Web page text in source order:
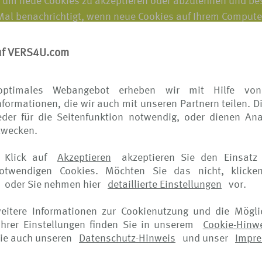
VERS4U.com
Webangebot erheben wir mit Hilfe von
die wir auch mit unseren Partnern teilen.
für die Seitenfunktion notwendig, oder dienen
Klick auf Akzeptieren
akzeptieren Sie den
Cookies. Möchten Sie das nicht,
oder Sie nehmen hier detaillierte Einstellungen vor.
Informationen zur Cookienutzung und die
Einstellungen finden Sie in unserem
Cookie-
auch unseren
Datenschutz-Hinweis und unser
benachrichtigt, wenn neue Cookies auf Ihrem
Sie Cookies verwalten können, finden Sie auf den
Cookies zu deaktivieren, werden Sie von unseren
Zum Beispiel könnten Sie eventuell Ihrem
in Anspruch nehmen, bei denen ansonsten
anderer Unternehmen zeigen, wird normalerweise
darüber bereitgestellt, wie Sie ihre Einstellungen zu
verfügbar.
Wir dürfen den Hinweis jederzeit ändern,
Aktualisierungen. Falls die Änderungen bedeutsam
Darüber hinaus verschicken wir eine
erachten.